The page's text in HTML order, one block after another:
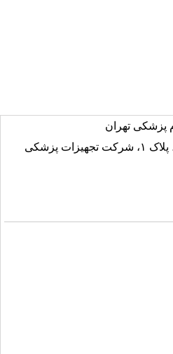
پزشکی تهران
: ونک، خيابان توانير شمالى، کوچه سامى، پلاک ١، شركت تجهيزات پزشكى